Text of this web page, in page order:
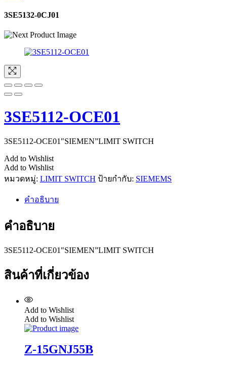
3SE5132-0CJ01
3SE5112-OCE01
3SE5112-OCE01″SIEMEN”LIMIT SWITCH
Add to Wishlist
Add to Wishlist
หมวดหมู่: LIMIT SWITCH ป้ายกำกับ: SIEMEMS
คำอธิบาย
คำอธิบาย
3SE5112-OCE01″SIEMEN”LIMIT SWITCH
สินค้าที่เกี่ยวข้อง
Add to Wishlist
Add to Wishlist
Z-15GNJ55B